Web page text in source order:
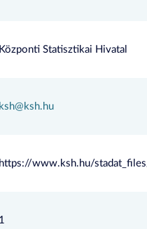
Központi Statisztikai Hivatal
ksh@ksh.hu
https://www.ksh.hu/
1